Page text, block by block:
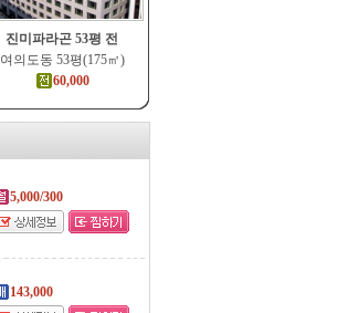
진미파라곤 53평 전
여의도동 53평(175㎡)
60,000
5,000/300
143,000